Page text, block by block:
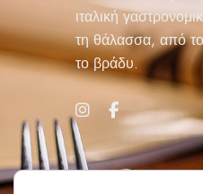
ιταλική
τη θάλασσα, από
το βράδυ.